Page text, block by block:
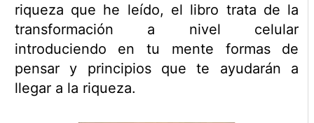
riqueza que he leído, el libro trata de la
transformación a nivel celular
introduciendo en tu mente formas de
pensar y principios que te ayudarán a
llegar a la riqueza.